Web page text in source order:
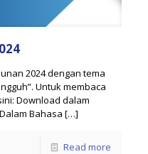
2024 dengan tema
Untuk membaca
Download dalam
Bahasa […]
Read more